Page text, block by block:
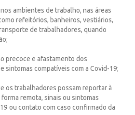
ambientes de trabalho, nas áreas
refeitórios, banheiros, vestiários,
de trabalhadores, quando
precoce e afastamento dos
sintomas compatíveis com a Covid-19;
os trabalhadores possam reportar à
remota, sinais ou sintomas
ou contato com caso confirmado da